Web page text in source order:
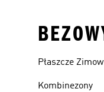
Płaszcze
Kombinezony